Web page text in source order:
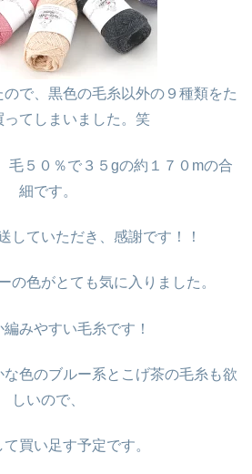
で、黒色の毛糸以外の９種類をた
ってしまいました。笑
毛５０％で３５gの約１７０mの合
細です。
していただき、感謝です！！
の色がとても気に入りました。
みやすい毛糸です！
色のブルー系とこげ茶の毛糸も欲
しいので、
て買い足す予定です。